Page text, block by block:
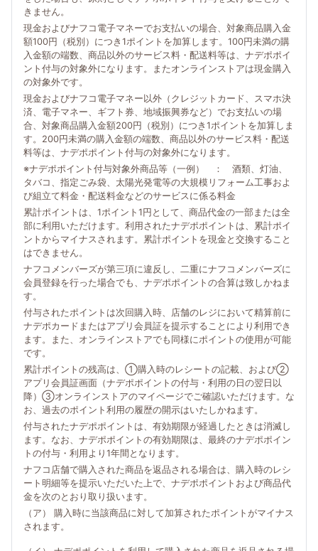
きません。
現金およびナフコ電子マネーでお支払いの場合、対象商品購入金
額100円（税別）につき1ポイントを加算します。100円未満の購
入金額の端数、商品以外のサービス料・配送料等は、ナデポポイ
ント付与の対象外になります。またオンラインストアは現金購入
の対象外です。
現金およびナフコ電子マネー以外（クレジットカード、スマホ決
済、電子マネー、ギフト券、地域振興券など）でお支払いの場
合、対象商品購入金額200円（税別）につき1ポイントを加算しま
す。200円未満の購入金額の端数、商品以外のサービス料・配送
料等は、ナデポポイント付与の対象外になります。
※ナデポポイント付与対象外商品等（一例） ： 酒類、灯油、
タバコ、指定ごみ袋、太陽光発電等の大規模リフォーム工事およ
び組立て料金・配送料金などのサービスに係る料金
累計ポイントは、1ポイント1円として、商品代金の一部または全
部に利用いただけます。利用されたナデポポイントは、累計ポイ
ントからマイナスされます。累計ポイントを現金と交換すること
はできません。
ナフコメンバーズが第三項に違反し、二重にナフコメンバーズに
会員登録を行った場合でも、ナデポポイントの合算は致しかねま
す。
付与されたポイントは次回購入時、店舗のレジにおいて精算前に
ナデポカードまたはアプリ会員証を提示することにより利用でき
ます。また、オンラインストアでも同様にポイントの使用が可能
です。
累計ポイントの残高は、①購入時のレシートの記載、および②
アプリ会員証画面（ナデポポイントの付与・利用の日の翌日以
降）③オンラインストアのマイページでご確認いただけます。な
お、過去のポイント利用の履歴の開示はいたしかねます。
付与されたナデポポイントは、有効期限が経過したときは消滅し
ます。なお、ナデポポイントの有効期限は、最終のナデポポイン
トの付与・利用より1年間となります。
ナフコ店舗で購入された商品を返品される場合は、購入時のレシ
ート明細等を提示いただいた上で、ナデポポイントおよび商品代
金を次のとおり取り扱います。
（ア） 購入時に当該商品に対して加算されたポイントがマイナス
されます。